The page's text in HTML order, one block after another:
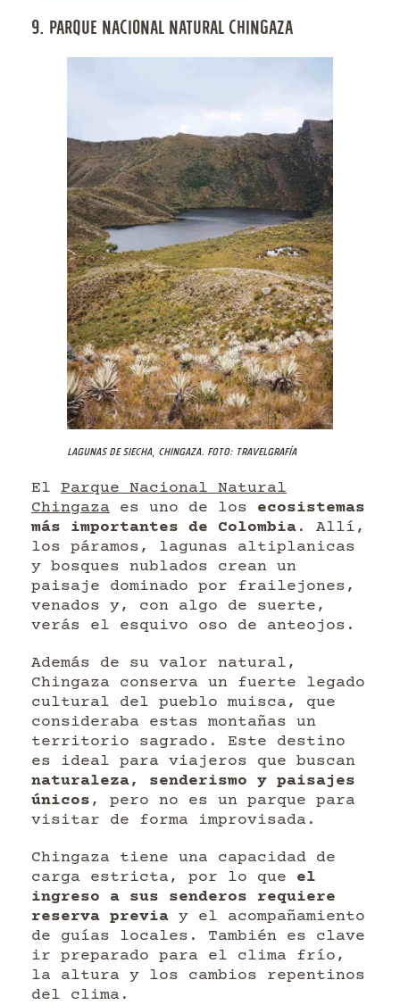
9. PARQUE NACIONAL NATURAL CHINGAZA
Lagunas de Siecha, Chingaza. Foto: Travelgrafía
El Parque Nacional Natural
Chingaza es uno de los ecosistemas
más importantes de Colombia . Allí,
los páramos, lagunas altiplanicas
y bosques nublados crean un
paisaje dominado por frailejones,
venados y, con algo de suerte,
verás el esquivo oso de anteojos.
Además de su valor natural,
Chingaza conserva un fuerte legado
cultural del pueblo muisca, que
consideraba estas montañas un
territorio sagrado. Este destino
es ideal para viajeros que buscan
naturaleza, senderismo y paisajes
únicos , pero no es un parque para
visitar de forma improvisada.
Chingaza tiene una capacidad de
carga estricta, por lo que el
ingreso a sus senderos requiere
reserva previa y el acompañamiento
de guías locales. También es clave
ir preparado para el clima frío,
la altura y los cambios repentinos
del clima.